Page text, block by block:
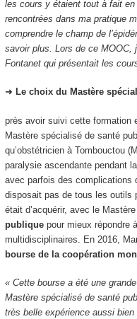
les cours y étaient tout à fait
rencontrées dans ma pratique
comprendre le champ de
savoir plus. Lors de ce MOOC,
Fontanet qui présentait les
➜ Le choix du Mastère
près avoir suivi cette formation
Mastère spécialisé de santé
qu’obstétricien à Tombouctou
paralysie ascendante pendant
avec parfois des complications
disposait pas de tous les outils
était d’acquérir, avec le
publiquepour mieux répondre
multidisciplinaires. En 2016,
bourse de la coopération
« Cette bourse a été une
Mastère spécialisé de santé
très belle expérience aussi bien